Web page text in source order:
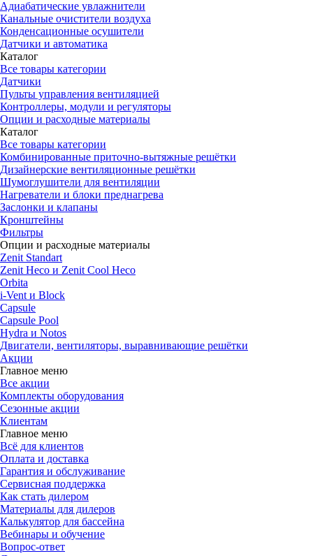
Адиабатические увлажнители
Канальные очистители воздуха
Конденсационные осушители
Датчики и автоматика
Каталог
Все товары категории
Датчики
Пульты управления вентиляцией
Контроллеры, модули и регуляторы
Опции и расходные материалы
Каталог
Все товары категории
Комбинированные приточно-вытяжные решётки
Дизайнерские вентиляционные решётки
Шумоглушители для вентиляции
Нагреватели и блоки преднагрева
Заслонки и клапаны
Кронштейны
Фильтры
Опции и расходные материалы
Zenit Standart
Zenit Heco и Zenit Cool Heco
Orbita
i-Vent и Block
Capsule
Capsule Pool
Hydra и Notos
Двигатели, вентиляторы, выравнивающие решётки
Акции
Главное меню
Все акции
Комплекты оборудования
Сезонные акции
Клиентам
Главное меню
Всё для клиентов
Оплата и доставка
Гарантия и обслуживание
Сервисная поддержка
Как стать дилером
Материалы для дилеров
Калькулятор для бассейна
Вебинары и обучение
Вопрос-ответ